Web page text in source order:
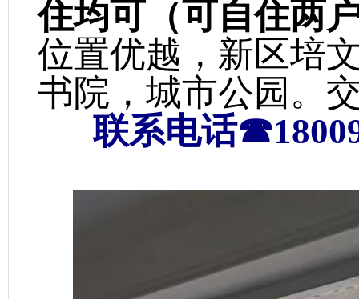
住均可（可自住两
位置优越，新区培
书院，城市公园。
联系电话